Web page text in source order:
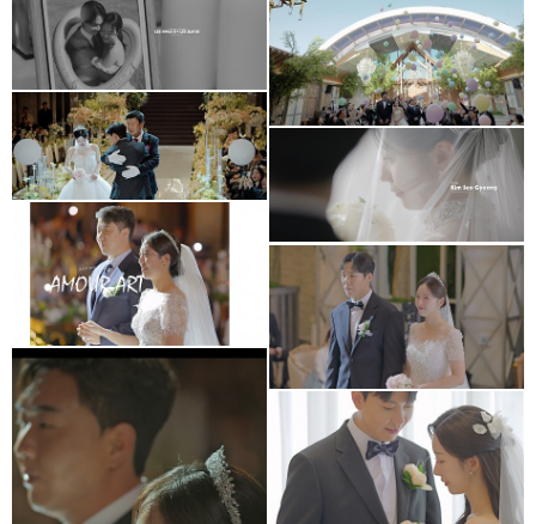
아모르아트웨딩컨벤션
대전S가든 웨딩홀
아모르아트웨딩컨벤션
아모르홀 Wedding
Cinema
메리다웨딩컨벤션
아모르아트웨딩컨벤션
본식영상
아모르아트 아모르홀
아르떼웨딩홀